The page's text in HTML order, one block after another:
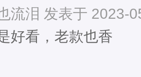
流泪 发表于 2023-
好看，老款也香